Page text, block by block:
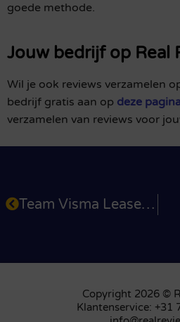
goede methode.
Jouw bedrijf op Real
Wil je ook reviews verzamelen
bedrijf gratis aan op deze
verzamelen van reviews voor
Team Visma Lease a Bike
Copyright 2026 ©
Klantenservice: +31